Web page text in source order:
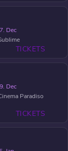
Dec
TICKETS
Dec
Paradiso
TICKETS